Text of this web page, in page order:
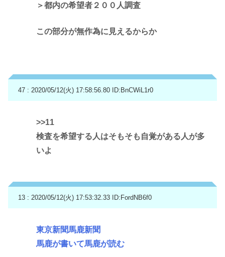
＞都内の希望者２００人調査
この部分が無作為に見えるからか
47 : 2020/05/12(火) 17:58:56.80 ID:BnCWiL1r0
>>11
検査を希望する人はそもそも自覚がある人が多
いよ
13 : 2020/05/12(火) 17:53:32.33 ID:FordNB6f0
東京新聞馬鹿新聞
馬鹿が書いて馬鹿が読む